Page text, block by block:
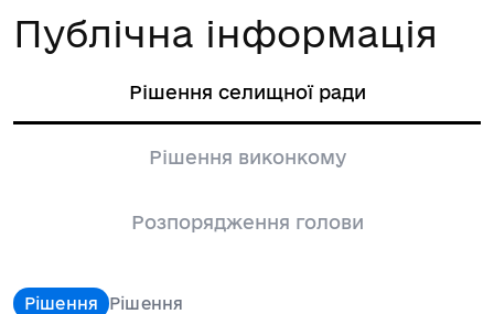
Публічна інформація
Рішення селищної ради
Рішення виконкому
Розпорядження голови
Рішення Рішення